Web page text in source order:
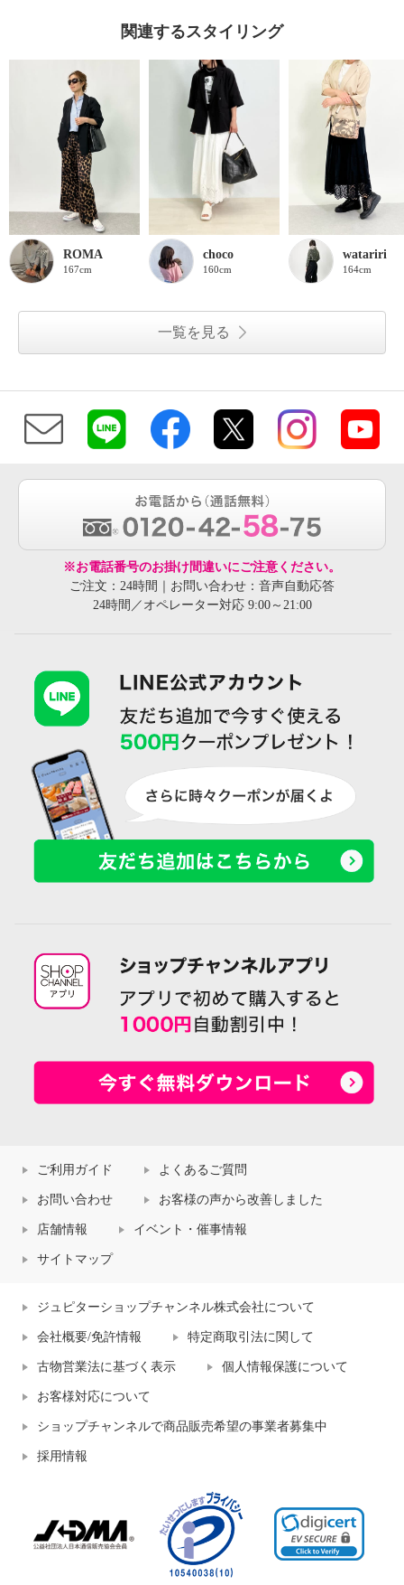
関連するスタイリング
ROMA
167cm
choco
160cm
watariri
164cm
一覧を見る
※お電話番号のお掛け間違いにご注意ください。
ご注文：24時間｜お問い合わせ：音声自動応答
24時間／オペレーター対応 9:00～21:00
ご利用ガイド よくあるご質問
お問い合わせ お客様の声から改善しました
店舗情報 イベント・催事情報
サイトマップ
ジュピターショップチャンネル株式会社について
会社概要/免許情報 特定商取引法に関して
古物営業法に基づく表示 個人情報保護について
お客様対応について
ショップチャンネルで商品販売希望の事業者募集中
採用情報